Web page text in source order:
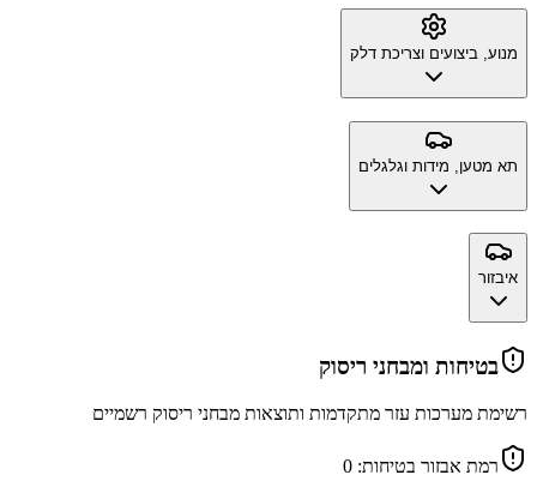
מנוע, ביצועים וצריכת דלק
תא מטען, מידות וגלגלים
איבזור
בטיחות ומבחני ריסוק
רשימת מערכות עזר מתקדמות ותוצאות מבחני ריסוק רשמיים
רמת אבזור בטיחות: 0